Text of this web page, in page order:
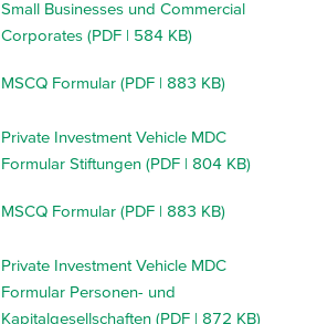
Small Businesses und Commercial
Corporates (PDF | 584 KB)
MSCQ Formular (PDF | 883 KB)
Private Investment Vehicle MDC
Formular Stiftungen (PDF | 804 KB)
MSCQ Formular (PDF | 883 KB)
Private Investment Vehicle MDC
Formular Personen- und
Kapitalgesellschaften (PDF | 872 KB)